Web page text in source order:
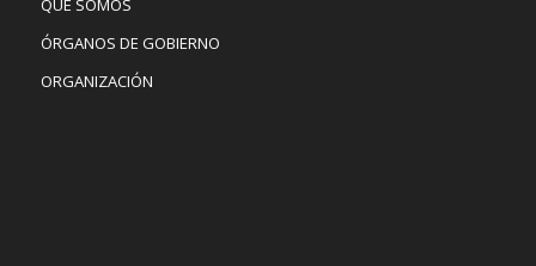
QUÉ SOMOS
ÓRGANOS DE GOBIERNO
ORGANIZACIÓN